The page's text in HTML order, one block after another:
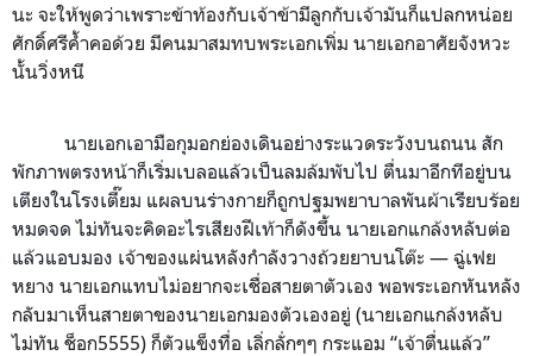
นะ จะให้พูดว่าเพราะข้าท้องกับเจ้าข้ามีลูกกับเจ้ามันก็แปลกหน่อย
ศักดิ์ศรีค้ำคอด้วย มีคนมาสมทบพระเอกเพิ่ม นายเอกอาศัยจังหวะ
นั้นวิ่งหนี
นายเอกเอามือกุมอกย่องเดินอย่างระแวดระวังบนถนน สัก
พักภาพตรงหน้าก็เริ่มเบลอแล้วเป็นลมล้มพับไป ตื่นมาอีกทีอยู่บน
เตียงในโรงเตี๊ยม แผลบนร่างกายก็ถูกปฐมพยาบาลพันผ้าเรียบร้อย
หมดจด ไม่ทันจะคิดอะไรเสียงฝีเท้าก็ดังขึ้น นายเอกแกล้งหลับต่อ
แล้วแอบมอง เจ้าของแผ่นหลังกำลังวางถ้วยยาบนโต๊ะ — ฉู่เฟย
หยาง นายเอกแทบไม่อยากจะเชื่อสายตาตัวเอง พอพระเอกหันหลัง
กลับมาเห็นสายตาของนายเอกมองตัวเองอยู่ (นายเอกแกล้งหลับ
ไม่ทัน ช็อก5555) ก็ตัวแข็งทื่อ เลิ่กลั่กๆๆ กระแอม “เจ้าตื่นแล้ว”